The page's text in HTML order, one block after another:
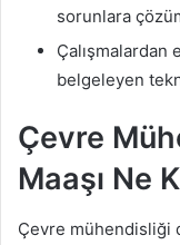
sorunlara
Çalışmalardan
belgeleyen
Çevre
Maaşı Ne
Çevre mühendisliği